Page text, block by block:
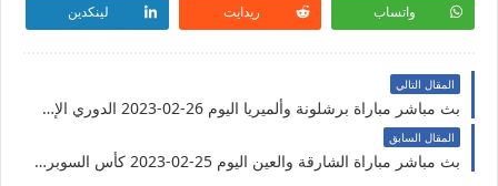
واتساب ريدايت لينكدين
المقال التالي
بث مباشر مباراة برشلونة وألميريا اليوم 26-02-2023 الدوري الإسباني
المقال السابق
بث مباشر مباراة الشارقة والعين اليوم 25-02-2023 كأس السوبر الإماراتي